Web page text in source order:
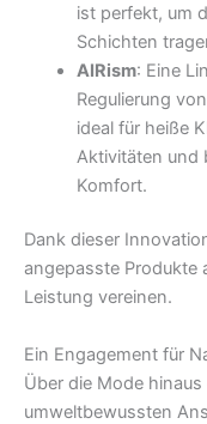
ist perfekt, um
Schichten
AIRism: Eine
Regulierung
ideal für heiße
Aktivitäten und
Komfort.
Dank dieser
angepasste Produkte
Leistung vereinen.
Ein Engagement für
Über die Mode
umweltbewussten